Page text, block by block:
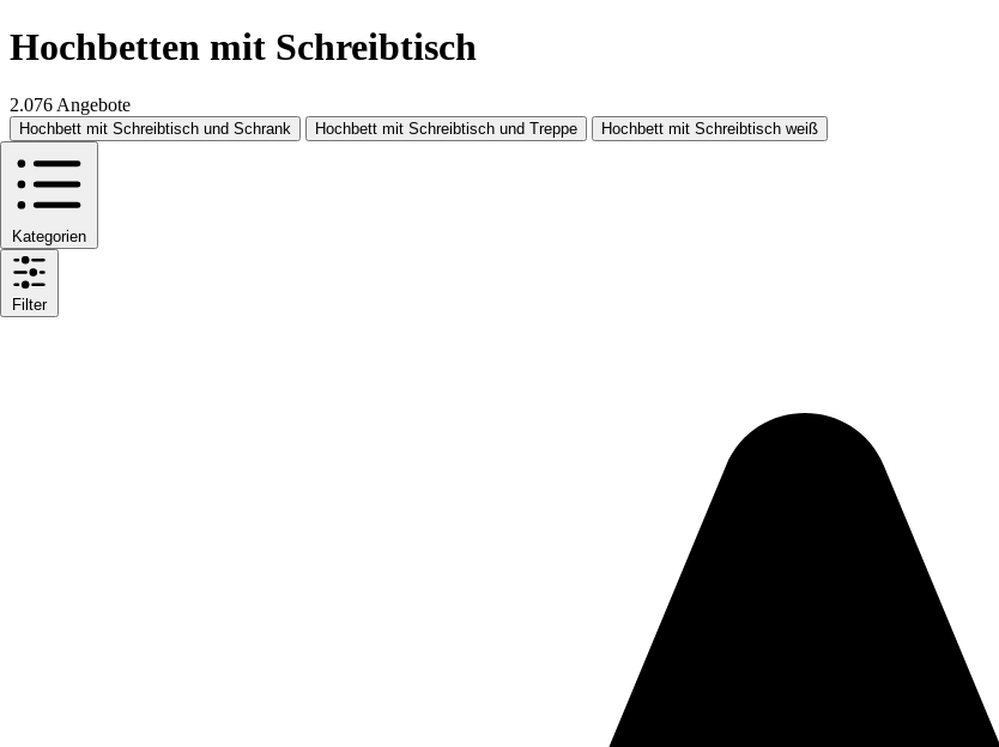
Hochbetten mit Schreibtisch
2.076 Angebote
Hochbett mit Schreibtisch und Schrank Hochbett mit Schreibtisch und Treppe Hochbett mit Schreibtisch weiß
Kategorien
Filter